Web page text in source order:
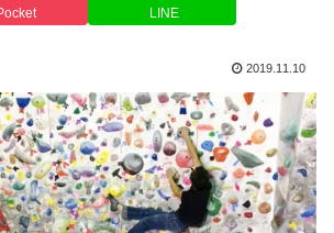
LINE
2019.11.10